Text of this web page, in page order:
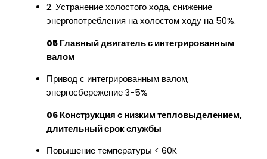
2. Устранение холостого хода, снижение
энергопотребления на холостом ходу на 50%.
05 Главный двигатель с интегрированным
валом
Привод с интегрированным валом,
энергосбережение 3-5%
06 Конструкция с низким тепловыделением,
длительный срок службы
Повышение температуры < 60K